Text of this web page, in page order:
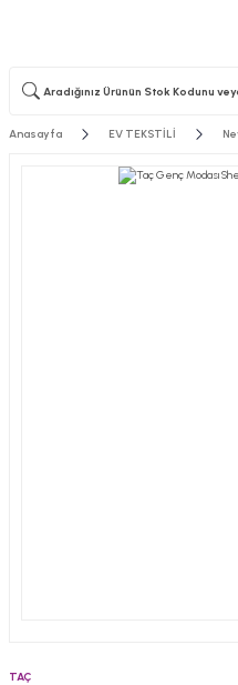
Anasayfa EV TEKSTİLİ
TAÇ